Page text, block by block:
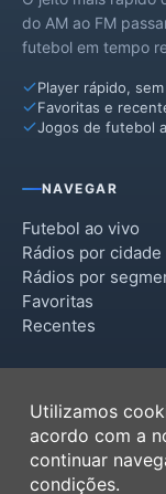
Lençóis
Lucianópolis
Paulistânia
Pirajuí
Piratininga
Pongaí
Presidente
Reginópolis
Uru
do AM ao FM
futebol em tempo
Player rápido,
Favoritas e
Jogos de futebol
NAVEGAR
Futebol ao vivo
Rádios por cidade
Rádios por
Favoritas
Recentes
Termos de Uso
Política de
Ferramentas
Utilizamos
acordo com a
continuar
condições.